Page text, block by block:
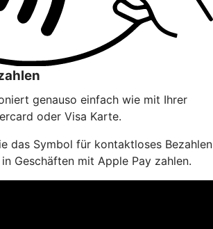
genauso einfach wie mit Ihrer
oder Visa Karte.
das Symbol für kontaktloses Bezahlen
Geschäften mit Apple Pay zahlen.